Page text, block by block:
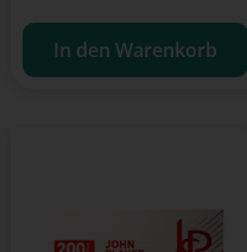
In den Warenkorb